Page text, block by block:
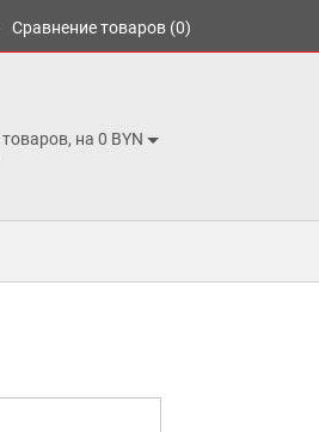
Сравнение товаров (0)
товаров, на 0 BYN